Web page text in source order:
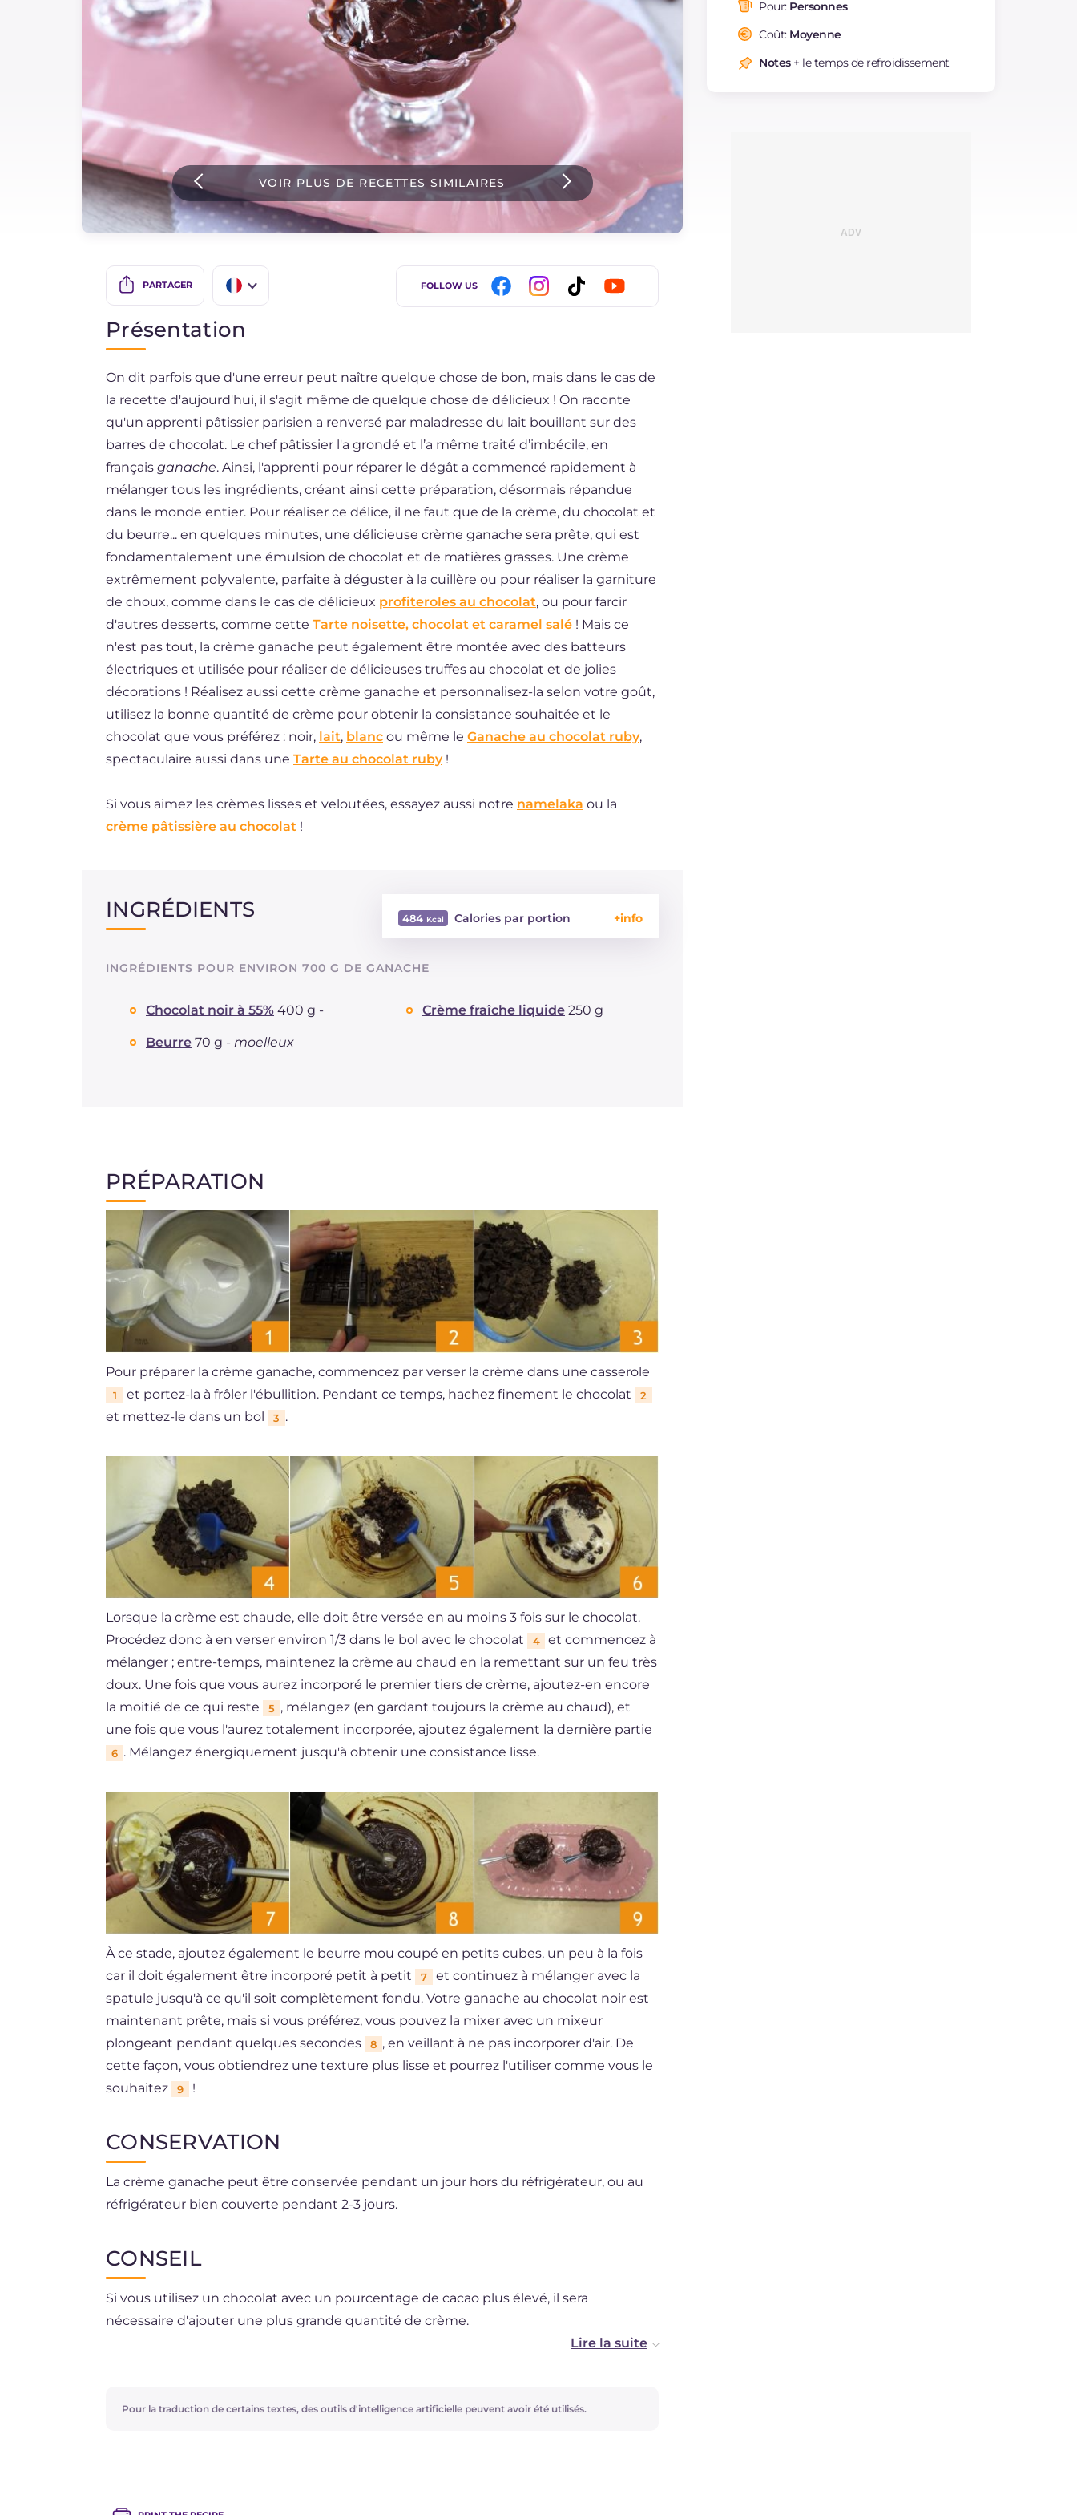
Dernieres recettes
Instagram
YouTube
VOIR PLUS DE RECETTES SIMILAIRES
PARTAGER
ES
DE
BR
NL
FOLLOW US
saturés
Fibre
Cholestérol
Sodium mg
Pour: Personnes
Coût: Moyenne
Notes+ le temps de refroidissement
Présentation
On dit parfois que d'une erreur peut naître quelque chose de bon, mais dans le cas de
la recette d'aujourd'hui, il s'agit même de quelque chose de délicieux ! On raconte
qu'un apprenti pâtissier parisien a renversé par maladresse du lait bouillant sur des
barres de chocolat. Le chef pâtissier l'a grondé et l’a même traité d’imbécile, en
français ganache. Ainsi, l'apprenti pour réparer le dégât a commencé rapidement à
mélanger tous les ingrédients, créant ainsi cette préparation, désormais répandue
dans le monde entier. Pour réaliser ce délice, il ne faut que de la crème, du chocolat et
du beurre... en quelques minutes, une délicieuse crème ganache sera prête, qui est
fondamentalement une émulsion de chocolat et de matières grasses. Une crème
extrêmement polyvalente, parfaite à déguster à la cuillère ou pour réaliser la garniture
de choux, comme dans le cas de délicieux profiteroles au chocolat, ou pour farcir
d'autres desserts, comme cette Tarte noisette, chocolat et caramel salé ! Mais ce
n'est pas tout, la crème ganache peut également être montée avec des batteurs
électriques et utilisée pour réaliser de délicieuses truffes au chocolat et de jolies
décorations ! Réalisez aussi cette crème ganache et personnalisez-la selon votre goût,
utilisez la bonne quantité de crème pour obtenir la consistance souhaitée et le
chocolat que vous préférez : noir, lait, blanc ou même le Ganache au chocolat ruby,
spectaculaire aussi dans une Tarte au chocolat ruby!
Si vous aimez les crèmes lisses et veloutées, essayez aussi notre namelaka ou la
crème pâtissière au chocolat !
INGRÉDIENTS 484 Calories par portion
Glucides
Protéine g
INGRÉDIENTS POUR ENVIRON 700 G DE GANACHE
Chocolat noir à 55% 400 g - Crème fraîche liquide 250 g
Beurre 70 g - moelleux
PRÉPARATION
Pour préparer la crème ganache, commencez par verser la crème dans une casserole
1 et portez-la à frôler l'ébullition. Pendant ce temps, hachez finement le chocolat 2
et mettez-le dans un bol 3 .
Lorsque la crème est chaude, elle doit être versée en au moins 3 fois sur le chocolat.
Procédez donc à en verser environ 1/3 dans le bol avec le chocolat
4
et commencez à
mélanger ; entre-temps, maintenez la crème au chaud en la remettant sur un feu très
doux. Une fois que vous aurez incorporé le premier tiers de crème, ajoutez-en encore
la moitié de ce qui reste
5 , mélangez (en gardant toujours la crème au chaud), et
une fois que vous l'aurez totalement incorporée, ajoutez également la dernière partie
6 . Mélangez énergiquement jusqu'à obtenir une consistance lisse.
À ce stade, ajoutez également le beurre mou coupé en petits cubes, un peu à la fois
car il doit également être incorporé petit à petit
7
et continuez à mélanger avec la
spatule jusqu'à ce qu'il soit complètement fondu. Votre ganache au chocolat noir est
maintenant prête, mais si vous préférez, vous pouvez la mixer avec un mixeur
plongeant pendant quelques secondes
8 , en veillant à ne pas incorporer d'air. De
cette façon, vous obtiendrez une texture plus lisse et pourrez l'utiliser comme vous le
souhaitez
9 !
CONSERVATION
La crème ganache peut être conservée pendant un jour hors du réfrigérateur, ou au
réfrigérateur bien couverte pendant 2-3 jours.
CONSEIL
Si vous utilisez un chocolat avec un pourcentage de cacao plus élevé, il sera
nécessaire d'ajouter une plus grande quantité de crème.
la Saint-Valentin. Selon l'utilisation que vous en ferez, vous devrez ajuster la quantité
Pour la traduction de certains textes, des outils d'intelligence artificielle peuvent avoir été utilisés.